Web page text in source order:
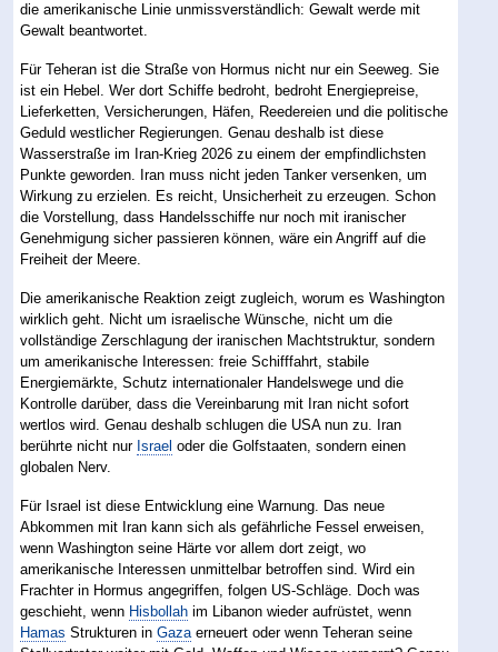
die amerikanische Linie unmissverständlich: Gewalt werde mit
Gewalt beantwortet.
Für Teheran ist die Straße von Hormus nicht nur ein Seeweg. Sie
ist ein Hebel. Wer dort Schiffe bedroht, bedroht Energiepreise,
Lieferketten, Versicherungen, Häfen, Reedereien und die politische
Geduld westlicher Regierungen. Genau deshalb ist diese
Wasserstraße im Iran-Krieg 2026 zu einem der empfindlichsten
Punkte geworden. Iran muss nicht jeden Tanker versenken, um
Wirkung zu erzielen. Es reicht, Unsicherheit zu erzeugen. Schon
die Vorstellung, dass Handelsschiffe nur noch mit iranischer
Genehmigung sicher passieren können, wäre ein Angriff auf die
Freiheit der Meere.
Die amerikanische Reaktion zeigt zugleich, worum es Washington
wirklich geht. Nicht um israelische Wünsche, nicht um die
vollständige Zerschlagung der iranischen Machtstruktur, sondern
um amerikanische Interessen: freie Schifffahrt, stabile
Energiemärkte, Schutz internationaler Handelswege und die
Kontrolle darüber, dass die Vereinbarung mit Iran nicht sofort
wertlos wird. Genau deshalb schlugen die USA nun zu. Iran
berührte nicht nur Israel oder die Golfstaaten, sondern einen
globalen Nerv.
Für Israel ist diese Entwicklung eine Warnung. Das neue
Abkommen mit Iran kann sich als gefährliche Fessel erweisen,
wenn Washington seine Härte vor allem dort zeigt, wo
amerikanische Interessen unmittelbar betroffen sind. Wird ein
Frachter in Hormus angegriffen, folgen US-Schläge. Doch was
geschieht, wenn Hisbollah im Libanon wieder aufrüstet, wenn
Hamas Strukturen inGaza erneuert oder wenn Teheran seine